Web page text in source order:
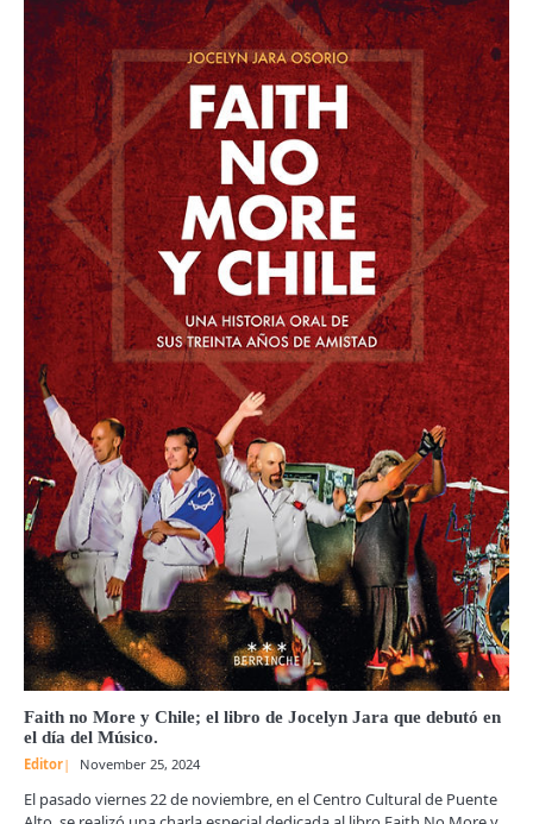
Faith no More y Chile; el libro de Jocelyn Jara que debutó en
el día del Músico.
Editor November 25, 2024
El pasado viernes 22 de noviembre, en el Centro Cultural de Puente